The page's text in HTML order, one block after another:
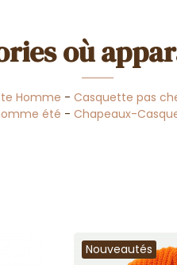
où
Homme - Casquette pas
été - Chapeaux-
Nouveautés